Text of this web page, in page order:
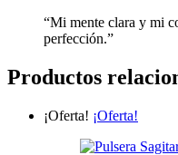
“Mi mente clara y mi
perfección.”
Productos
¡Oferta! ¡Oferta!